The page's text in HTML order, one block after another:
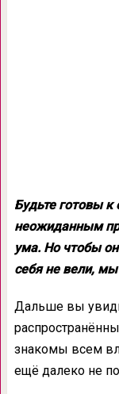
Будьте готовы
неожиданным
ума. Но чтобы
себя не вели,
Дальше вы
знакомы всем
ещё далеко не